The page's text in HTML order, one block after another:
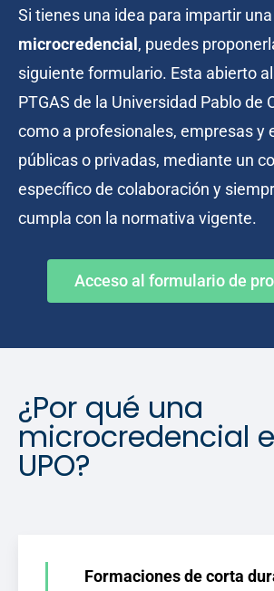
Si tienes una idea para impartir una
microcredencial , puedes
siguiente formulario. Esta abierto
PTGAS de la Universidad Pablo de
como a profesionales, empresas y
públicas o privadas, mediante un
específico de colaboración y
cumpla con la normativa vigente.
Acceso al formulario de
¿Por qué una
microcredencial
UPO?
Formaciones de corta